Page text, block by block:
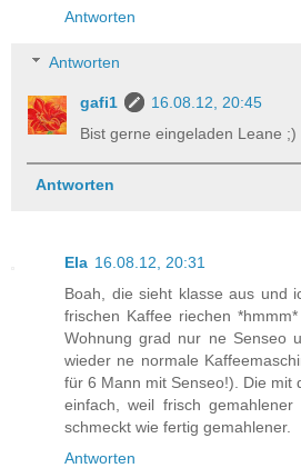
Antworten
Antworten
gafi1
16.08.12, 20:45
Bist gerne eingeladen Leane ;)
Antworten
Ela 16.08.12, 20:31
Boah, die sieht klasse aus und
frischen Kaffee riechen
Wohnung grad nur ne Senseo
wieder ne normale
für 6 Mann mit Senseo!). Die mit
einfach, weil frisch
schmeckt wie fertig gemahlener.
Antworten